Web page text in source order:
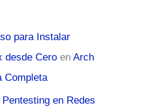
para Instalar
desde Cero en Arch
Completa
en Redes